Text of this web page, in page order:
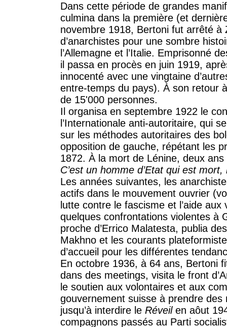
Dans cette période de grandes
culmina dans la première (et
novembre 1918, Bertoni fut arrêté à
d’anarchistes pour une sombre
l’Allemagne et l’Italie. Emprisonné
il passa en procès en juin 1919,
innocenté avec une vingtaine
entre-temps du pays). À son retour
de 15'000 personnes.
Il organisa en septembre 1922 le
l’Internationale anti-autoritaire, qui
sur les méthodes autoritaires des
opposition de gauche, répétant les
1872. À la mort de Lénine, deux
C’est un homme d’Etat qui est
Les années suivantes, les
actifs dans le mouvement ouvrier
lutte contre le fascisme et l’aide
quelques confrontations violentes à
proche d’Errico Malatesta, publia
Makhno et les courants
d’accueil pour les différentes
En octobre 1936, à 64 ans, Bertoni
dans des meetings, visita le front
le soutien aux volontaires et aux
gouvernement suisse à prendre
jusqu’à interdire le Réveil en aôut
compagnons passés au Parti